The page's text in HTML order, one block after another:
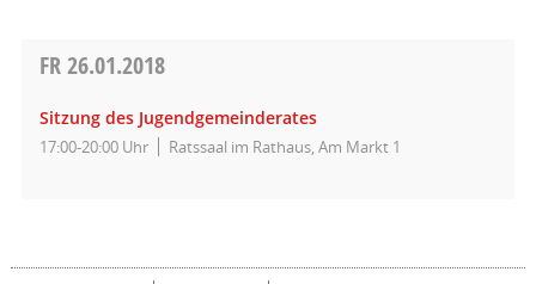
FR26.01.2018
Sitzung des Jugendgemeinderates
17:00-20:00 Uhr Ratssaal im Rathaus, Am Markt 1